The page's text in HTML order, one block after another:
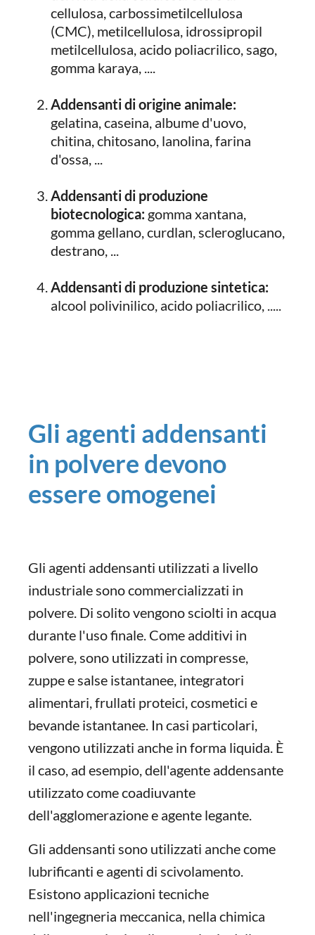
cellulosa, carbossimetilcellulosa
(CMC), metilcellulosa, idrossipropil
metilcellulosa, acido poliacrilico, sago,
gomma karaya, ....
Addensanti di origine animale:
gelatina, caseina, albume d'uovo,
chitina, chitosano, lanolina, farina
d'ossa, ...
Addensanti di produzione
biotecnologica: gomma xantana,
gomma gellano, curdlan, scleroglucano,
destrano, ...
Addensanti di produzione sintetica:
alcool polivinilico, acido poliacrilico, .....
Gli agenti addensanti
in polvere devono
essere omogenei
Gli agenti addensanti utilizzati a livello
industriale sono commercializzati in
polvere. Di solito vengono sciolti in acqua
durante l'uso finale. Come additivi in
polvere, sono utilizzati in compresse,
zuppe e salse istantanee, integratori
alimentari, frullati proteici, cosmetici e
bevande istantanee. In casi particolari,
vengono utilizzati anche in forma liquida. È
il caso, ad esempio, dell'agente addensante
utilizzato come coadiuvante
dell'agglomerazione e agente legante.
Gli addensanti sono utilizzati anche come
lubrificanti e agenti di scivolamento.
Esistono applicazioni tecniche
nell'ingegneria meccanica, nella chimica